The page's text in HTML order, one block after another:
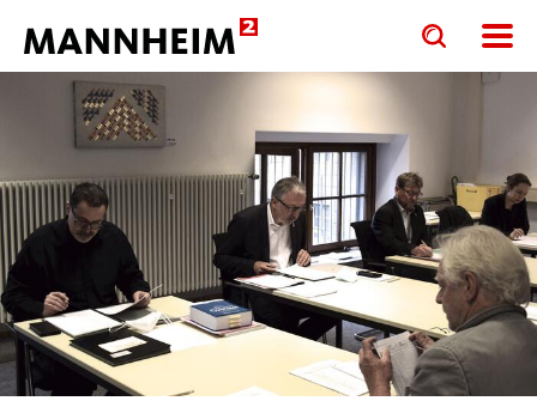
Toggle
search
input
form
Toggle
search
input